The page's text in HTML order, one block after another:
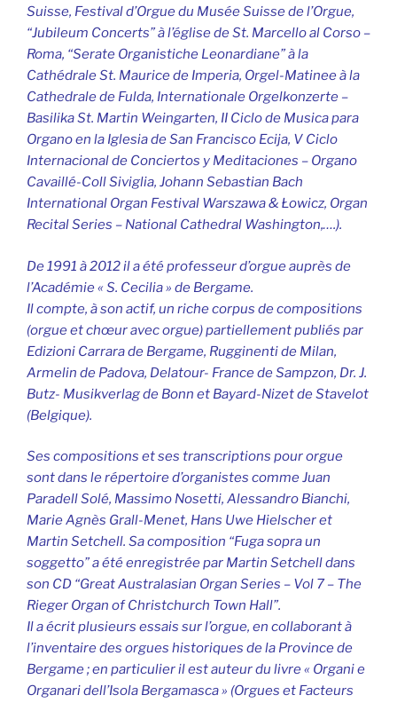
Suisse, Festival d’Orgue du Musée Suisse de l’Orgue,
“Jubileum Concerts” à l’église de St. Marcello al Corso –
Roma, “Serate Organistiche Leonardiane” à la
Cathédrale St. Maurice de Imperia, Orgel-Matinee à la
Cathedrale de Fulda, Internationale Orgelkonzerte –
Basilika St. Martin Weingarten, II Ciclo de Musica para
Organo en la Iglesia de San Francisco Ecija, V Ciclo
Internacional de Conciertos y Meditaciones – Organo
Cavaillé-Coll Siviglia, Johann Sebastian Bach
International Organ Festival Warszawa & Łowicz, Organ
Recital Series – National Cathedral Washington,….).
De 1991 à 2012 il a été professeur d’orgue auprès de
l’Académie « S. Cecilia » de Bergame.
Il compte, à son actif, un riche corpus de compositions
(orgue et chœur avec orgue) partiellement publiés par
Edizioni Carrara de Bergame, Rugginenti de Milan,
Armelin de Padova, Delatour- France de Sampzon, Dr. J.
Butz- Musikverlag de Bonn et Bayard-Nizet de Stavelot
(Belgique).
Ses compositions et ses transcriptions pour orgue
sont dans le répertoire d’organistes comme Juan
Paradell Solé, Massimo Nosetti, Alessandro Bianchi,
Marie Agnès Grall-Menet, Hans Uwe Hielscher et
Martin Setchell. Sa composition “Fuga sopra un
soggetto” a été enregistrée par Martin Setchell dans
son CD “Great Australasian Organ Series – Vol 7 – The
Rieger Organ of Christchurch Town Hall”.
Il a écrit plusieurs essais sur l’orgue, en collaborant à
l’inventaire des orgues historiques de la Province de
Bergame ; en particulier il est auteur du livre « Organi e
Organari dell’Isola Bergamasca » (Orgues et Facteurs